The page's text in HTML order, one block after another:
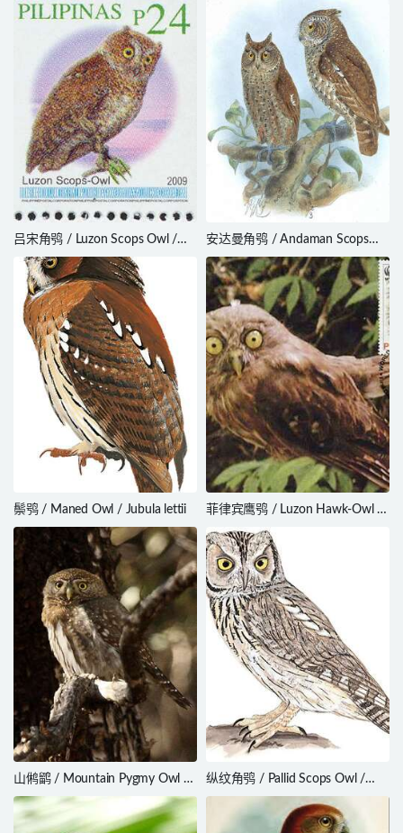
吕宋角鸮 / Luzon Scops Owl /
Otus longicornis
安达曼角鸮 / Andaman Scops
Owl / Otus balli
鬃鸮 / Maned Owl / Jubula lettii
菲律宾鹰鸮 / Luzon Hawk-Owl /
山鸺鹠 / Mountain Pygmy Owl /
Glaucidium gnoma
纵纹角鸮 / Pallid Scops Owl /
Otus brucei